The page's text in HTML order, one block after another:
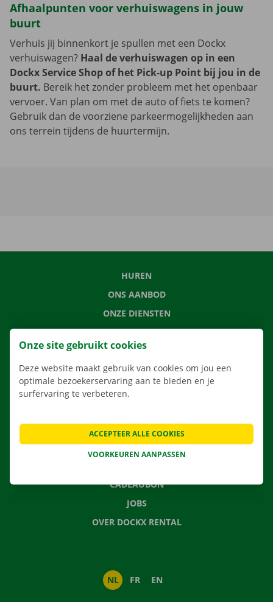
Afhaalpunten voor verhuiswagens in jouw
buurt
Verhuis jij binnenkort je spullen met een Dockx
verhuiswagen? Haal de verhuiswagen op in een
Dockx Service Shop of het Pick-up Point bij jou in de
buurt. Bereik het zonder probleem met het openbaar
vervoer. Van plan om met de auto of fiets te komen?
Gebruik dan de voorziene parkeermogelijkheden aan
ons terrein tijdens de huurtermijn.
HUREN
ONS AANBOD
ONZE DIENSTEN
LOCATIES
APP
VERHUISOPLOSSINGEN
CONTACTEER ONS
VEELGESTELDE VRAGEN
CADEAUBON
JOBS
OVER DOCKX RENTAL
NL FR EN
Onze site gebruikt cookies
Deze website maakt gebruik van cookies om jou een
optimale bezoekerservaring aan te bieden en je
surfervaring te verbeteren.
VOORKEUREN AANPASSEN
ACCEPTEER ALLE COOKIES